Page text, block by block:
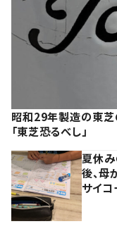
昭和29年製造の東芝
「東芝恐るべし」
夏休
後、母
サイコ